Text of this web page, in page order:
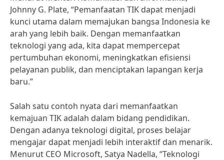
Johnny G. Plate, “Pemanfaatan TIK dapat menjadi
kunci utama dalam memajukan bangsa Indonesia ke
arah yang lebih baik. Dengan memanfaatkan
teknologi yang ada, kita dapat mempercepat
pertumbuhan ekonomi, meningkatkan efisiensi
pelayanan publik, dan menciptakan lapangan kerja
baru.”
Salah satu contoh nyata dari memanfaatkan
kemajuan TIK adalah dalam bidang pendidikan.
Dengan adanya teknologi digital, proses belajar
mengajar dapat menjadi lebih interaktif dan menarik.
Menurut CEO Microsoft, Satya Nadella, “Teknologi